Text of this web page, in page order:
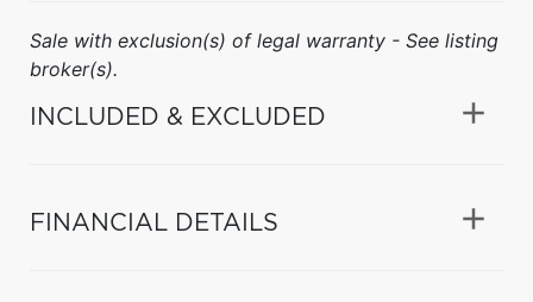
Sale with exclusion(s) of legal warranty - See listing
broker(s).
INCLUDED & EXCLUDED
FINANCIAL DETAILS